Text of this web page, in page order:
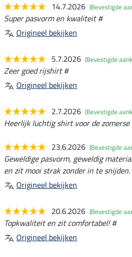
14.7.2026 (Bevestigde
Super pasvorm en kwaliteit #
Origineel bekijken
5.7.2026 (Bevestigde
Zeer goed rijshirt #
Origineel bekijken
2.7.2026 (Bevestigde
Heerlijk luchtig shirt voor de zomerse
23.6.2026 (Bevestigde
Geweldige pasvorm, geweldig
en zit mooi strak zonder in te
Origineel bekijken
20.6.2026 (Bevestigde
Topkwaliteit en zit comfortabel! #
Origineel bekijken